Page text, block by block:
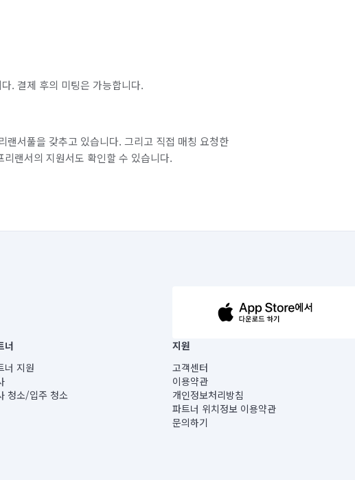
. 결제 후의 미팅은 가능합니다.
랜서풀을 갖추고 있습니다. 그리고 직접 매칭 요청한
랜서의 지원서도 확인할 수 있습니다.
14-5-00019 |
정보) |
리빌딩) B동 5층
층 미소
너
너 지원
청소/입주 청소
지원
고객센터
이용약관
개인정보처리방침
파트너 위치정보 이용약관
문의하기